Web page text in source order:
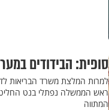
סופית: הבידודים
למרות המלצת משרד הבריאות
ראש הממשלה נפתלי בנט
המתווה